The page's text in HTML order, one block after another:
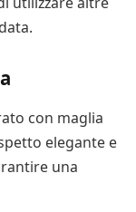
con maglia
elegante e
una